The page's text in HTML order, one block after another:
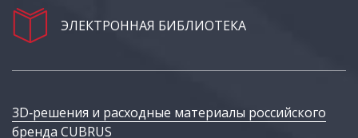
ЭЛЕКТРОННАЯ БИБЛИОТЕКА
3D‑решения и расходные материалы российского
бренда CUBRUS